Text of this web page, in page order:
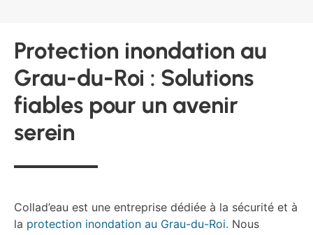
Protection inondation au
Grau-du-Roi : Solutions
fiables pour un avenir
serein
Collad’eau est une entreprise dédiée à la sécurité et à
la protection inondation au Grau-du-Roi. Nous